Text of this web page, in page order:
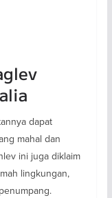
dapat
mahal dan
ini juga diklaim
lingkungan,